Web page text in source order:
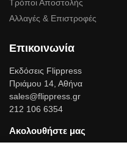
Τρόποι Αποστολής
Αλλαγές & Επιστροφές
Επικοινωνία
Εκδόσεις Flippress
Πριάμου 14, Αθήνα
sales@flippress.gr
212 106 6354
Ακολουθήστε μας